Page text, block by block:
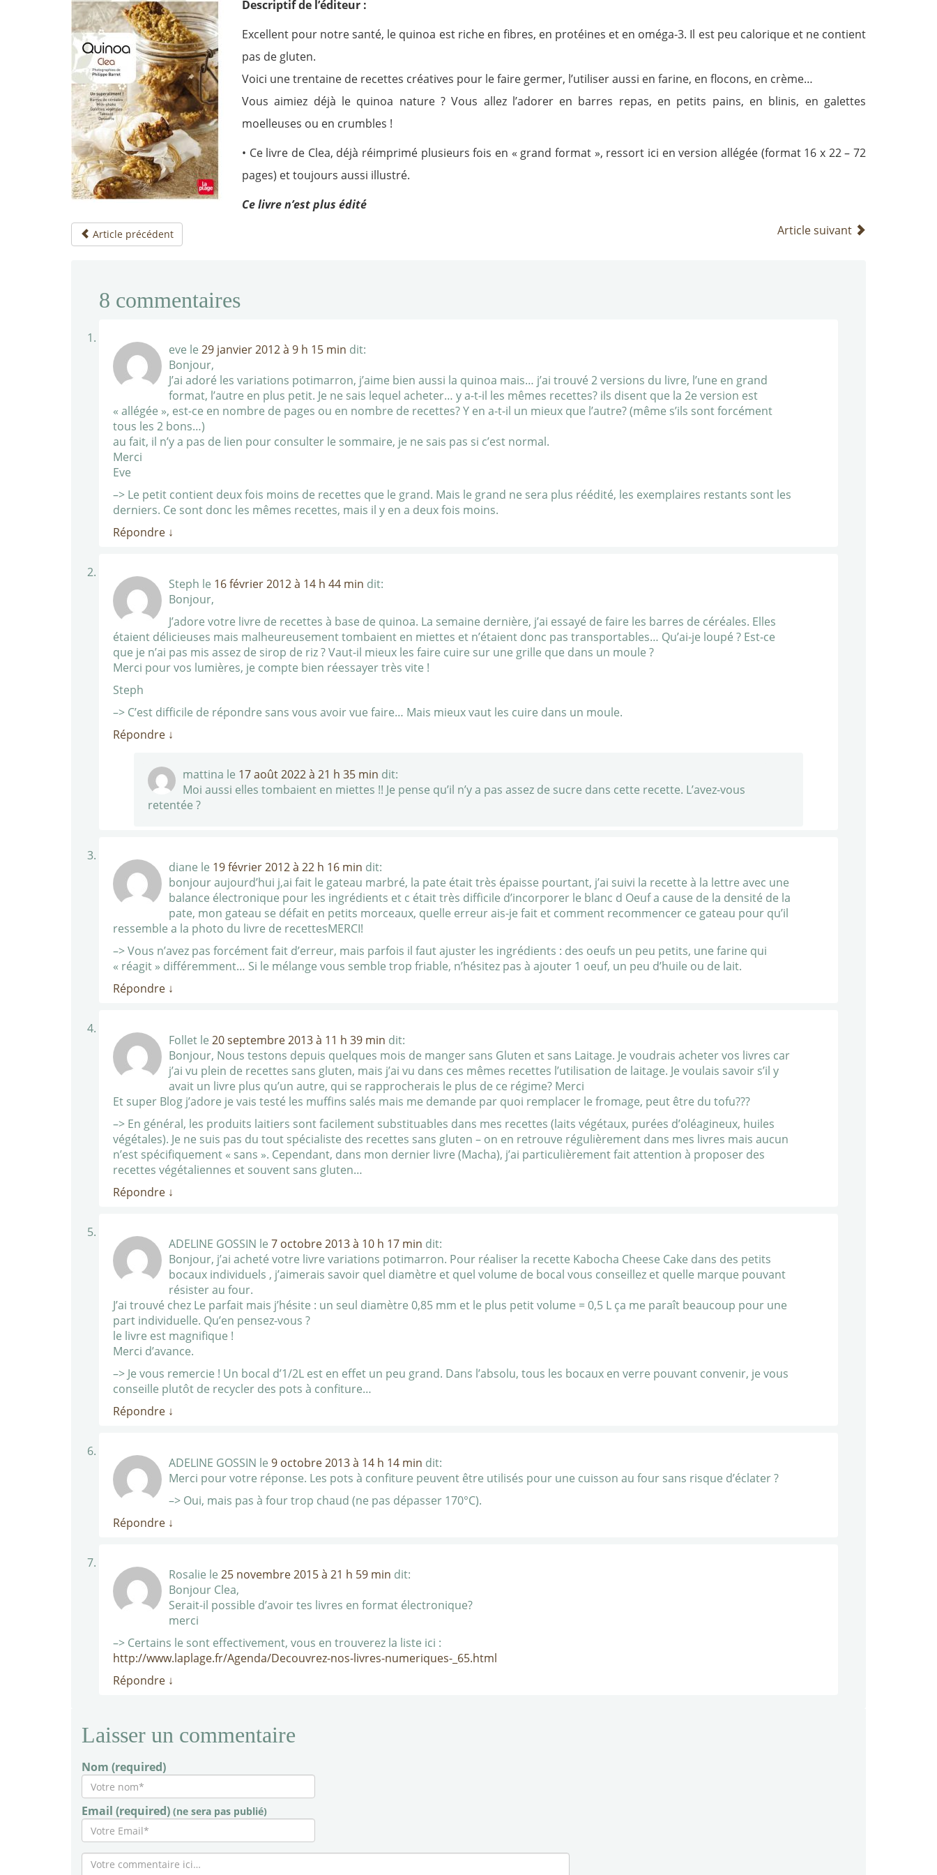
Descriptif de l’éditeur :
Excellent pour notre santé, le quinoa est riche en fibres, en protéines et en oméga-3. Il est peu calorique et ne contient
pas de gluten.
Voici une trentaine de recettes créatives pour le faire germer, l’utiliser aussi en farine, en flocons, en crème…
Vous aimiez déjà le quinoa nature ? Vous allez l’adorer en barres repas, en petits pains, en blinis, en galettes
moelleuses ou en crumbles !
• Ce livre de Clea, déjà réimprimé plusieurs fois en « grand format », ressort ici en version allégée (format 16 x 22 – 72
pages) et toujours aussi illustré.
Ce livre n’est plus édité
Article précédent Article suivant
8 commentaires
eve le 29 janvier 2012 à 9 h 15 min dit:
Bonjour,
J’ai adoré les variations potimarron, j’aime bien aussi la quinoa mais… j’ai trouvé 2 versions du livre, l’une en grand
format, l’autre en plus petit. Je ne sais lequel acheter… y a-t-il les mêmes recettes? ils disent que la 2e version est
« allégée », est-ce en nombre de pages ou en nombre de recettes? Y en a-t-il un mieux que l’autre? (même s’ils sont forcément
tous les 2 bons…)
au fait, il n’y a pas de lien pour consulter le sommaire, je ne sais pas si c’est normal.
Merci
Eve
–> Le petit contient deux fois moins de recettes que le grand. Mais le grand ne sera plus réédité, les exemplaires restants sont les
derniers. Ce sont donc les mêmes recettes, mais il y en a deux fois moins.
Répondre ↓
Steph le 16 février 2012 à 14 h 44 min dit:
Bonjour,
J’adore votre livre de recettes à base de quinoa. La semaine dernière, j’ai essayé de faire les barres de céréales. Elles
étaient délicieuses mais malheureusement tombaient en miettes et n’étaient donc pas transportables… Qu’ai-je loupé ? Est-ce
que je n’ai pas mis assez de sirop de riz ? Vaut-il mieux les faire cuire sur une grille que dans un moule ?
Merci pour vos lumières, je compte bien réessayer très vite !
Steph
–> C’est difficile de répondre sans vous avoir vue faire… Mais mieux vaut les cuire dans un moule.
Répondre ↓
mattina le 17 août 2022 à 21 h 35 min dit:
Moi aussi elles tombaient en miettes !! Je pense qu’il n’y a pas assez de sucre dans cette recette. L’avez-vous
retentée ?
diane le 19 février 2012 à 22 h 16 min dit:
bonjour aujourd’hui j,ai fait le gateau marbré, la pate était très épaisse pourtant, j’ai suivi la recette à la lettre avec une
balance électronique pour les ingrédients et c était très difficile d’incorporer le blanc d Oeuf a cause de la densité de la
pate, mon gateau se défait en petits morceaux, quelle erreur ais-je fait et comment recommencer ce gateau pour qu’il
ressemble a la photo du livre de recettesMERCI!
–> Vous n’avez pas forcément fait d’erreur, mais parfois il faut ajuster les ingrédients : des oeufs un peu petits, une farine qui
« réagit » différemment… Si le mélange vous semble trop friable, n’hésitez pas à ajouter 1 oeuf, un peu d’huile ou de lait.
Répondre ↓
Follet le 20 septembre 2013 à 11 h 39 min dit:
Bonjour, Nous testons depuis quelques mois de manger sans Gluten et sans Laitage. Je voudrais acheter vos livres car
j’ai vu plein de recettes sans gluten, mais j’ai vu dans ces mêmes recettes l’utilisation de laitage. Je voulais savoir s’il y
avait un livre plus qu’un autre, qui se rapprocherais le plus de ce régime? Merci
Et super Blog j’adore je vais testé les muffins salés mais me demande par quoi remplacer le fromage, peut être du tofu???
–> En général, les produits laitiers sont facilement substituables dans mes recettes (laits végétaux, purées d’oléagineux, huiles
végétales). Je ne suis pas du tout spécialiste des recettes sans gluten – on en retrouve régulièrement dans mes livres mais aucun
n’est spécifiquement « sans ». Cependant, dans mon dernier livre (Macha), j’ai particulièrement fait attention à proposer des
recettes végétaliennes et souvent sans gluten…
Répondre ↓
ADELINE GOSSIN le 7 octobre 2013 à 10 h 17 min dit:
Bonjour, j’ai acheté votre livre variations potimarron. Pour réaliser la recette Kabocha Cheese Cake dans des petits
bocaux individuels , j’aimerais savoir quel diamètre et quel volume de bocal vous conseillez et quelle marque pouvant
résister au four.
J’ai trouvé chez Le parfait mais j’hésite : un seul diamètre 0,85 mm et le plus petit volume = 0,5 L ça me paraît beaucoup pour une
part individuelle. Qu’en pensez-vous ?
le livre est magnifique !
Merci d’avance.
–> Je vous remercie ! Un bocal d’1/2L est en effet un peu grand. Dans l’absolu, tous les bocaux en verre pouvant convenir, je vous
conseille plutôt de recycler des pots à confiture…
Répondre ↓
ADELINE GOSSIN le 9 octobre 2013 à 14 h 14 min dit:
Merci pour votre réponse. Les pots à confiture peuvent être utilisés pour une cuisson au four sans risque d’éclater ?
–> Oui, mais pas à four trop chaud (ne pas dépasser 170°C).
Répondre ↓
Rosalie le 25 novembre 2015 à 21 h 59 min dit:
Bonjour Clea,
Serait-il possible d’avoir tes livres en format électronique?
merci
–> Certains le sont effectivement, vous en trouverez la liste ici :
http://www.laplage.fr/Agenda/Decouvrez-nos-livres-numeriques-_65.html
Répondre ↓
Laisser un commentaire
Nom (required)
Email (required) (ne sera pas publié)